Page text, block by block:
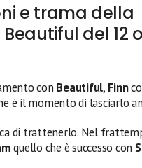
e trama della
del 12
con Beautiful, Finn
è il momento di lasciarlo
di trattenerlo. Nel
quello che è successo con